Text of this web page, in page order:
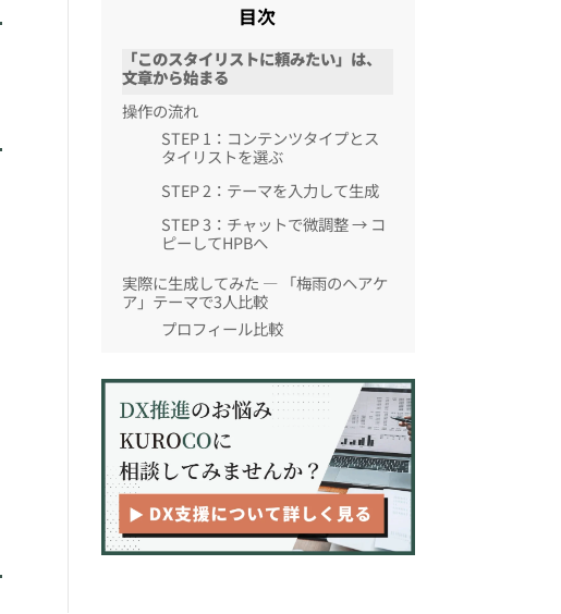
目次
「このスタイリストに頼みたい」は、
文章から始まる
操作の流れ
STEP 1：コンテンツタイプとス
タイリストを選ぶ
STEP 2：テーマを入力して生成
STEP 3：チャットで微調整 → コ
ピーしてHPBへ
実際に生成してみた — 「梅雨のヘアケ
ア」テーマで3人比較
プロフィール比較
【モニター募集中】Proプランを無料開
放しています